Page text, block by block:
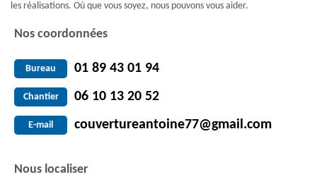
les réalisations. Où que vous soyez, nous pouvons vous aider.
Nos coordonnées
Bureau 01 89 43 01 94
Chantier 06 10 13 20 52
E-mail couvertureantoine77@gmail.com
Nous localiser